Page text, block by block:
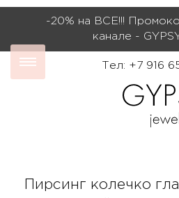
-20% на ВСЕ!!!
канале -
Тел: +7 916
Пирсинг колечко